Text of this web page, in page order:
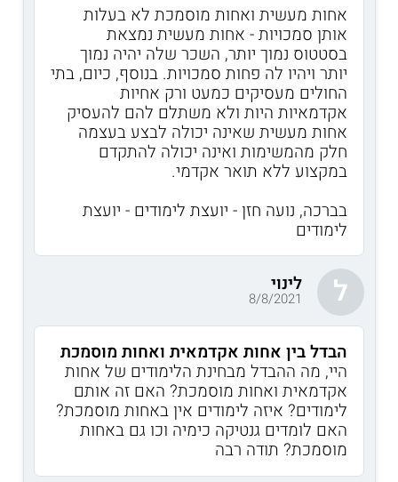
אחות מעשית ואחות מוסמכת לא בעלות
אותן סמכויות - אחות מעשית נמצאת
בסטטוס נמוך יותר, השכר שלה יהיה נמוך
יותר ויהיו לה פחות סמכויות. בנוסף, כיום, בתי
החולים מעסיקים כמעט ורק אחיות
אקדמאיות היות ולא משתלם להם להעסיק
אחות מעשית שאינה יכולה לבצע בעצמה
חלק מהמשימות ואינה יכולה להתקדם
במקצוע ללא תואר אקדמי.
בברכה, נועה חזן - יועצת לימודים - יועצת
לימודים
ל לינוי
8/8/2021
הבדל בין אחות אקדמאית ואחות מוסמכת
היי, מה ההבדל מבחינת הלימודים של אחות
אקדמאית ואחות מוסמכת? האם זה אותם
לימודים? איזה לימודים אין באחות מוסמכת?
האם לומדים גנטיקה כימיה וכו גם באחות
מוסמכת? תודה רבה